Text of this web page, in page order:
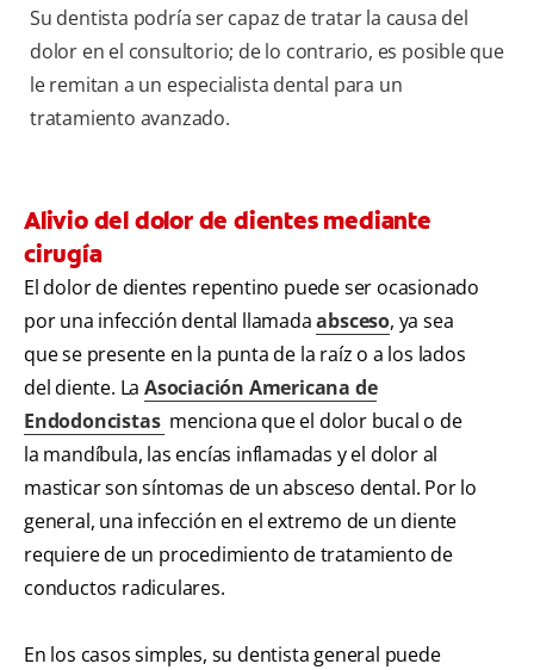
Su dentista podría ser capaz de tratar la causa del
dolor en el consultorio; de lo contrario, es posible que
le remitan a un especialista dental para un
tratamiento avanzado.
Alivio del dolor de dientes mediante
cirugía
El dolor de dientes repentino puede ser ocasionado
por una infección dental llamadaabsceso, ya sea
que se presente en la punta de la raíz o a los lados
del diente. LaAsociación Americana de
Endodoncistas menciona que el dolor bucal o de
la mandíbula, las encías inflamadas y el dolor al
masticar son síntomas de un absceso dental. Por lo
general, una infección en el extremo de un diente
requiere de un procedimiento de tratamiento de
conductos radiculares.
En los casos simples, su dentista general puede